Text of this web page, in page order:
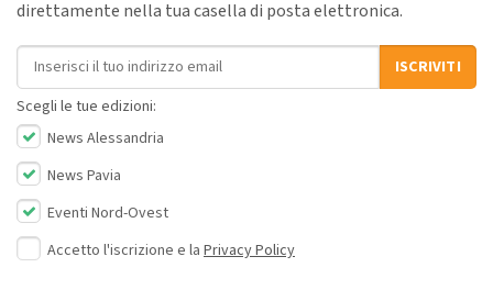
direttamente nella tua casella di posta elettronica.
Indirizzo email
ISCRIVITI
Scegli le tue edizioni:
News Alessandria
News Pavia
Eventi Nord-Ovest
Accetto l'iscrizione e la Privacy Policy